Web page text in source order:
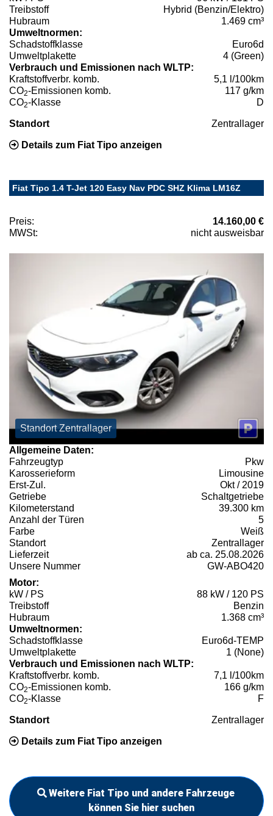
Treibstoff
Hybrid (Benzin/Elektro)
Hubraum
1.469 cm³
Umweltnormen:
Schadstoffklasse
Euro6d
Umweltplakette
4 (Green)
Verbrauch und Emissionen nach WLTP:
Kraftstoffverbr. komb.
5,1 l/100km
CO2-Emissionen komb.
117 g/km
CO2-Klasse D
Standort Zentrallager
Details zum Fiat Tipo anzeigen
Fiat Tipo 1.4 T-Jet 120 Easy Nav PDC SHZ Klima LM16Z
Preis:
14.160,00 €
MWSt:
nicht ausweisbar
Standort Zentrallager
Allgemeine Daten:
Fahrzeugtyp
Pkw
Karosserieform
Limousine
Erst-Zul.
Okt / 2019
Getriebe
Schaltgetriebe
Kilometerstand
39.300 km
Anzahl der Türen
5
Farbe
Weiß
Standort
Zentrallager
Lieferzeit
ab ca. 25.08.2026
Unsere Nummer
GW-ABO420
Motor:
kW / PS
88 kW / 120 PS
Treibstoff
Benzin
Hubraum
1.368 cm³
Umweltnormen:
Schadstoffklasse
Euro6d-TEMP
Umweltplakette
1 (None)
Verbrauch und Emissionen nach WLTP:
Kraftstoffverbr. komb.
7,1 l/100km
CO2-Emissionen komb.
166 g/km
CO2-Klasse F
Standort Zentrallager
Details zum Fiat Tipo anzeigen
Weitere Fiat Tipo und andere Fahrzeuge
können Sie hier suchen